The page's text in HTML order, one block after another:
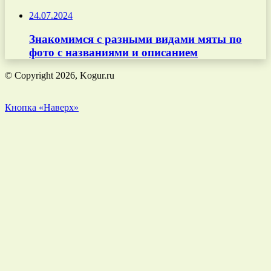
24.07.2024
Знакомимся с разными видами мяты по
фото с названиями и описанием
© Copyright 2026, Kogur.ru
Кнопка «Наверх»